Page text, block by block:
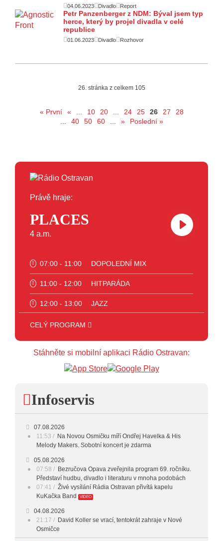
04.06.2023 Divadlo Report
Petr Panzenberger z NDM: Býval jsem typ
herce, který by projel divadla v celé
republice
01.06.2023 Divadlo Rozhovor
26. stránka z celkem 105
« První « 10 20 24 25 26 27
28
40 50 60 » Poslední »
Právě hraje:
PLACES
4 a.m.
07:00 - 11:00 DOPOLEDNÍ MIX
11:00 - 12:00 HITPARÁDA
12:00 - 13:00 JAZZ
13:00 - 14:00
14:00 - 15:00 FOLK
15:00 - 16:00 POP STARS
HARD AND HEAVY
CROSSOVER
18:00 - 20:00 INDEPENDENT
23:00 - 00:00 POTICHU
CELÝ PROGRAM
Stáhněte si mobilní aplikaci Rádio Ostravan:
Infoservis
07.08.2026
11:53
Na Novou Osmičku míří Ondřej Havelka & His
Melody Makers. Sobotní koncert je zdarma
05.08.2026
07:58
Bezručova Opava zveřejnila program 69. ročníku.
Představí hudbu, divadlo i literaturu v mnoha podobách
07:41
Živé vysílání Rádia Ostravan přivítá kapelu
KuKačka Band
VIDEO
04.08.2026
21:17
David Koller se vrací, tentokrát zahraje v Nové
Osmičce